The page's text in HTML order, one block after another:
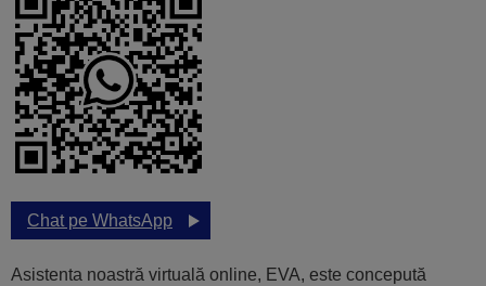
Chat pe WhatsApp
Asistenta noastră virtuală online, EVA, este concepută